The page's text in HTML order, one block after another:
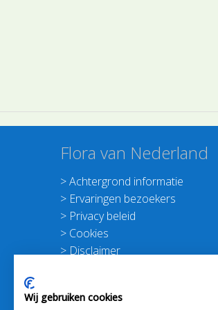
Flora van Nederland
>Achtergrond informatie
> Ervaringen bezoekers
> Privacy beleid
> Cookies
> Disclaimer
>Schrijf je in voor de Nieuwsbrief
Wij gebruiken cookies